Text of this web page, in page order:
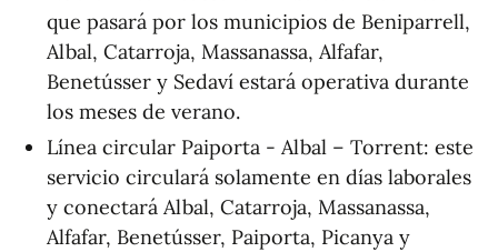
que pasará por los municipios de Beniparrell,
Albal, Catarroja, Massanassa, Alfafar,
Benetússer y Sedaví estará operativa durante
los meses de verano.
Línea circular Paiporta - Albal – Torrent: este
servicio circulará solamente en días laborales
y conectará Albal, Catarroja, Massanassa,
Alfafar, Benetússer, Paiporta, Picanya y